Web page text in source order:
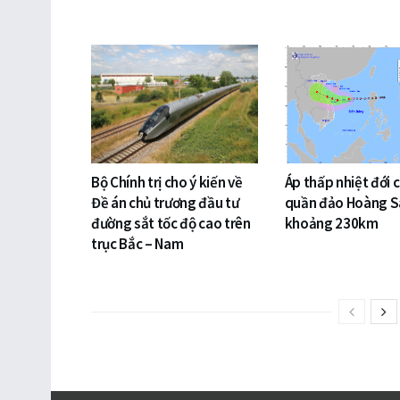
Bộ Chính trị cho ý kiến về
Đề án chủ trương đầu tư
đường sắt tốc độ cao trên
trục Bắc – Nam
Áp thấp nhiệt đới
quần đảo Hoàng
khoảng 230km